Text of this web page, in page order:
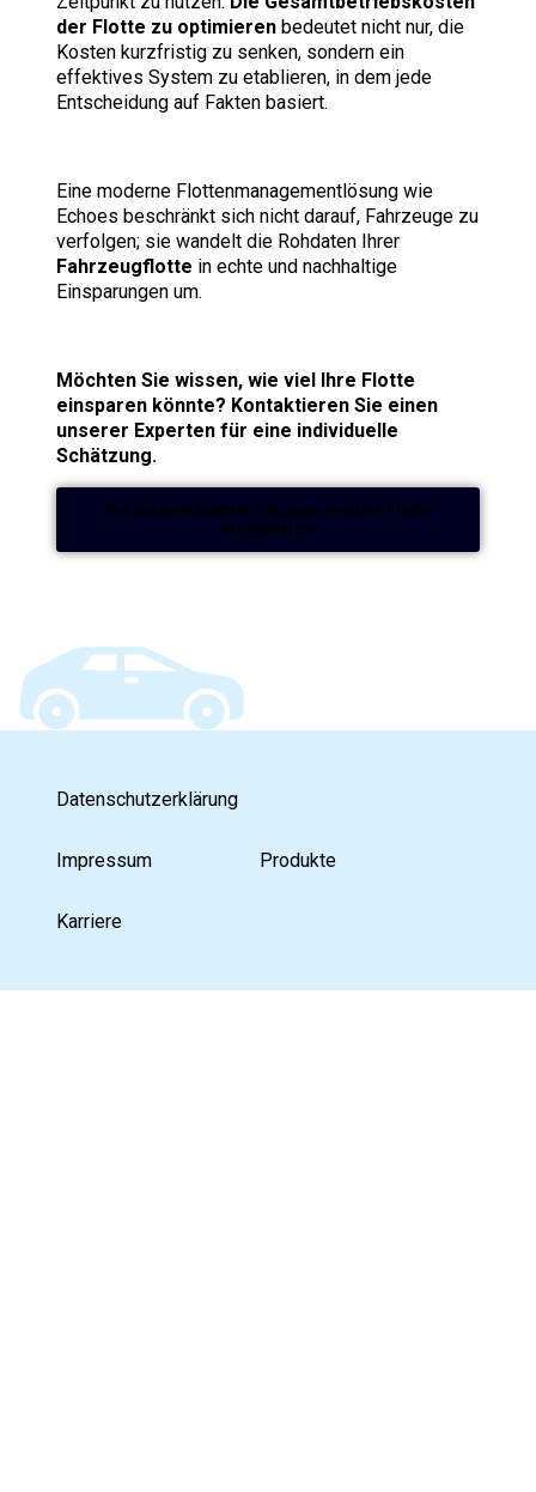
der Flotte zu optimieren bedeutet nicht nur, die
Kosten kurzfristig zu senken, sondern ein
effektives System zu etablieren, in dem jede
Entscheidung auf Fakten basiert.
Eine moderne Flottenmanagementlösung wie
Echoes beschränkt sich nicht darauf, Fahrzeuge zu
verfolgen; sie wandelt die Rohdaten Ihrer
Fahrzeugflotte in echte und nachhaltige
Einsparungen um.
Möchten Sie wissen, wie viel Ihre Flotte
einsparen könnte? Kontaktieren Sie einen
unserer Experten für eine individuelle
Schätzung.
Die Gesamtbetriebskosten meiner Flotte
analysieren
Datenschutzerklärung
Impressum Produkte
Karriere